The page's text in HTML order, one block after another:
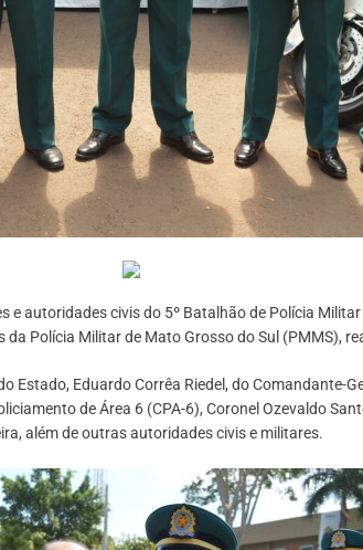
e autoridades civis do 5º Batalhão de Polícia
Polícia Militar de Mato Grosso do Sul (PMMS),
Estado, Eduardo Corrêa Riedel, do Comandante-
de Área 6 (CPA-6), Coronel Ozevaldo
além de outras autoridades civis e militares.